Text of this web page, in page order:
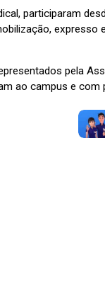
participaram
expresso
pela
ao campus e com